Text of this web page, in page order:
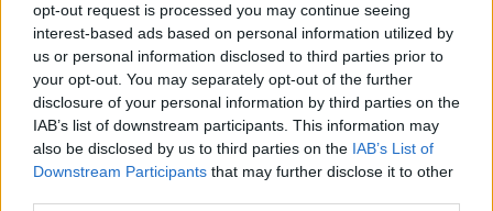
opt-out request is processed you may continue seeing
interest-based ads based on personal information utilized by
us or personal information disclosed to third parties prior to
your opt-out. You may separately opt-out of the further
disclosure of your personal information by third parties on the
IAB’s list of downstream participants. This information may
also be disclosed by us to third parties on the IAB’s List of
Downstream Participants that may further disclose it to other